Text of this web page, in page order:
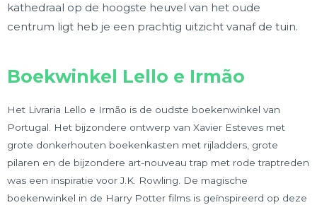
kathedraal op de hoogste heuvel van het oude
centrum ligt heb je een prachtig uitzicht vanaf de tuin.
Boekwinkel Lello e Irmão
Het Livraria Lello e Irmão is de oudste boekenwinkel van
Portugal. Het bijzondere ontwerp van Xavier Esteves met
grote donkerhouten boekenkasten met rijladders, grote
pilaren en de bijzondere art-nouveau trap met rode traptreden
was een inspiratie voor J.K. Rowling. De magische
boekenwinkel in de Harry Potter films is geïnspireerd op deze